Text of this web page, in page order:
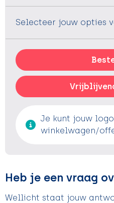
Selecteer jouw opties
Je kunt jouw
winkelwagen/
Heb je een vraag
Wellicht staat jouw